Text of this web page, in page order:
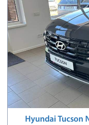
Hyundai Tucson